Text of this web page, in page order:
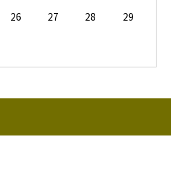
26 27 28
29